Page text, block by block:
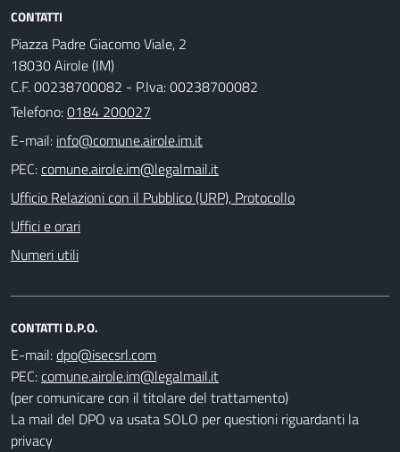
CONTATTI
Piazza Padre Giacomo Viale, 2
18030 Airole (IM)
C.F. 00238700082 - P.Iva: 00238700082
Telefono:0184 200027
E-mail:
PEC:
Ufficio Relazioni con il Pubblico (URP), Protocollo
Uffici e orari
Numeri utili
CONTATTI D.P.O.
E-mail:
PEC:
(per comunicare con il titolare del trattamento)
La mail del DPO va usata SOLO per questioni riguardanti la
privacy